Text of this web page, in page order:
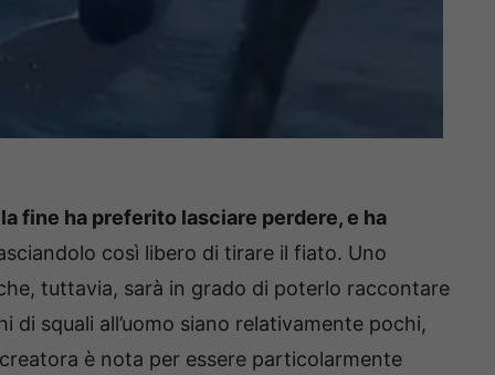
fine ha preferito lasciare perdere, e ha
così libero di tirare il fiato. Uno
tuttavia, sarà in grado di poterlo raccontare
squali all’uomo siano relativamente pochi,
è nota per essere particolarmente